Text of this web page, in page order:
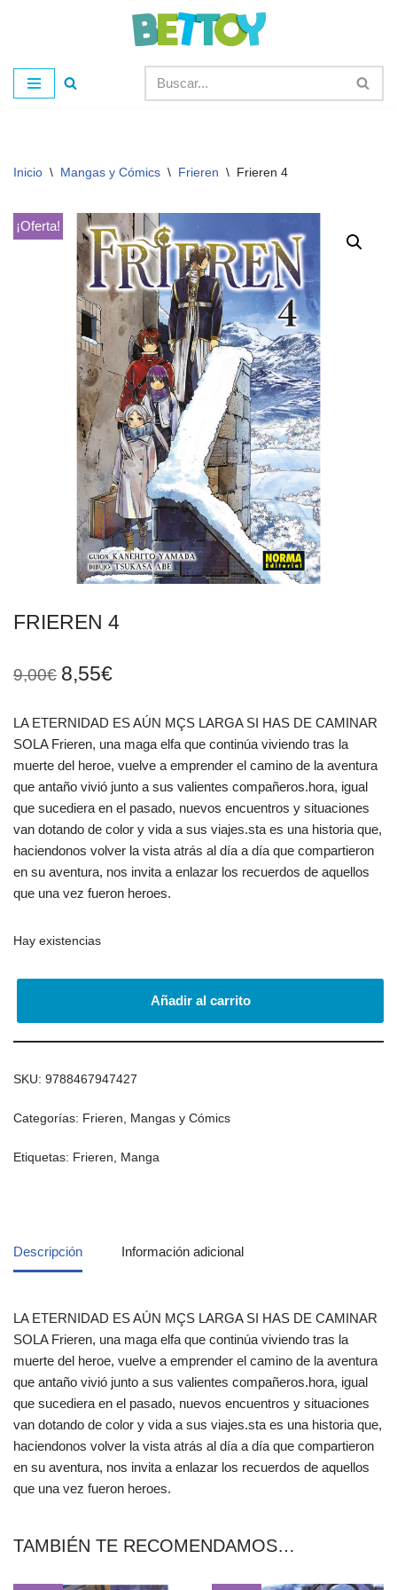
al
contenido
Inicio \ Mangas y Cómics \ Frieren \ Frieren 4
¡Oferta!
FRIEREN 4
9,00€ 8,55€
LA ETERNIDAD ES AÚN MÇS LARGA SI HAS DE CAMINAR
SOLA Frieren, una maga elfa que continúa viviendo tras la
muerte del heroe, vuelve a emprender el camino de la aventura
que antaño vivió junto a sus valientes compañeros.hora, igual
que sucediera en el pasado, nuevos encuentros y situaciones
van dotando de color y vida a sus viajes.sta es una historia que,
haciendonos volver la vista atrás al día a día que compartieron
en su aventura, nos invita a enlazar los recuerdos de aquellos
que una vez fueron heroes.
Hay existencias
Añadir al carrito
SKU: 9788467947427
Categorías: Frieren Mangas y Cómics
Etiquetas: Frieren Manga
Descripción Información adicional
LA ETERNIDAD ES AÚN MÇS LARGA SI HAS DE CAMINAR
SOLA Frieren, una maga elfa que continúa viviendo tras la
muerte del heroe, vuelve a emprender el camino de la aventura
que antaño vivió junto a sus valientes compañeros.hora, igual
que sucediera en el pasado, nuevos encuentros y situaciones
van dotando de color y vida a sus viajes.sta es una historia que,
haciendonos volver la vista atrás al día a día que compartieron
en su aventura, nos invita a enlazar los recuerdos de aquellos
que una vez fueron heroes.
TAMBIÉN TE RECOMENDAMOS…